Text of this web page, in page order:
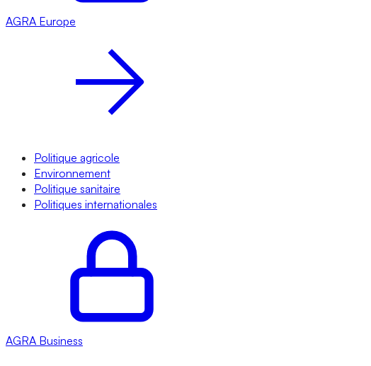
AGRA Europe
Politique agricole
Environnement
Politique sanitaire
Politiques internationales
AGRA Business